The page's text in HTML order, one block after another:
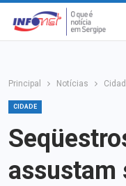
Principal Notícias
CIDADE
assustam